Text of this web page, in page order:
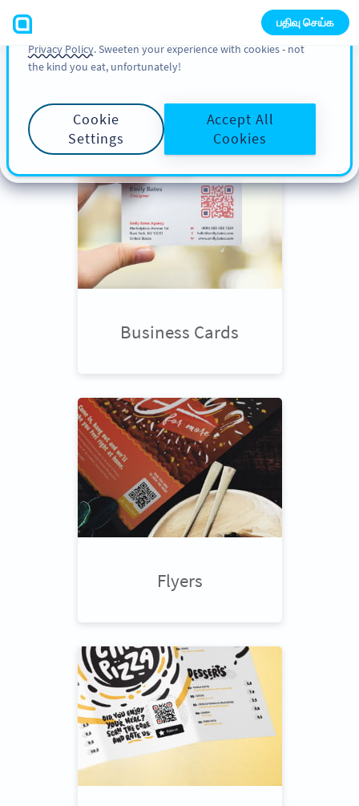
பதிவு செய்க
Scroll down
to see QR Code use
cases
Business Cards
Flyers
You can also find more information about cookies, our
analytic activities and your rights in our
Cookie Policyand
Privacy Policy. Sweeten your experience with cookies - not
the kind you eat, unfortunately!
Cookie
Settings
Accept All
Cookies